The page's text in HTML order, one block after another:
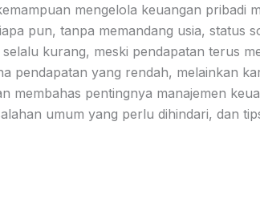
mengelola keuangan pribadi
pun, tanpa memandang usia, status
kurang, meski pendapatan terus
pendapatan yang rendah, melainkan
membahas pentingnya manajemen
umum yang perlu dihindari, dan